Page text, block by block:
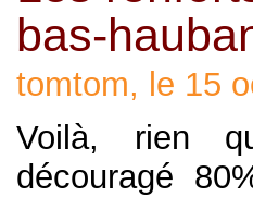
bas-
tomtom, le 15
Voilà, rien
découragé